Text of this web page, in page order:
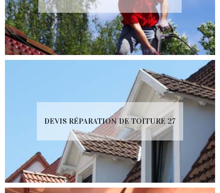
DEVIS RÉPARATION DE TOITURE 27